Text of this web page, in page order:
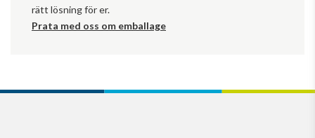
rätt lösning för er.
Prata med oss om emballage